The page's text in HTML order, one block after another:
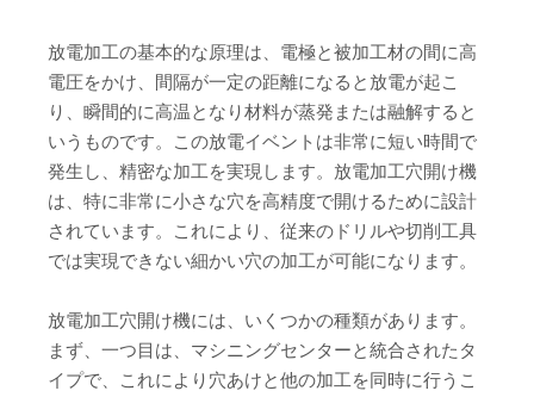
放電加工の基本的な原理は、電極と被加工材の間に高
電圧をかけ、間隔が一定の距離になると放電が起こ
り、瞬間的に高温となり材料が蒸発または融解すると
いうものです。この放電イベントは非常に短い時間で
発生し、精密な加工を実現します。放電加工穴開け機
は、特に非常に小さな穴を高精度で開けるために設計
されています。これにより、従来のドリルや切削工具
では実現できない細かい穴の加工が可能になります。
放電加工穴開け機には、いくつかの種類があります。
まず、一つ目は、マシニングセンターと統合されたタ
イプで、これにより穴あけと他の加工を同時に行うこ